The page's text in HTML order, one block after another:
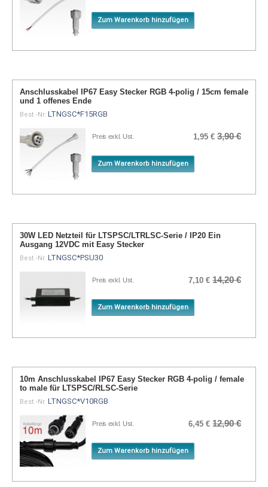
Zum Warenkorb hinzufügen
Anschlusskabel IP67 Easy Stecker RGB 4-polig / 15cm female
und 1 offenes Ende
Best.-Nr. LTNGSC*F15RGB
Preis exkl. Ust. 1,95 € 3,90 €
Zum Warenkorb hinzufügen
30W LED Netzteil für LTSPSC/LTRLSC-Serie / IP20 Ein
Ausgang 12VDC mit Easy Stecker
Best.-Nr. LTNGSC*PSU30
Preis exkl. Ust. 7,10 € 14,20 €
Zum Warenkorb hinzufügen
10m Anschlusskabel IP67 Easy Stecker RGB 4-polig / female
to male für LTSPSC/RLSC-Serie
Best.-Nr. LTNGSC*V10RGB
Preis exkl. Ust. 6,45 € 12,90 €
Zum Warenkorb hinzufügen